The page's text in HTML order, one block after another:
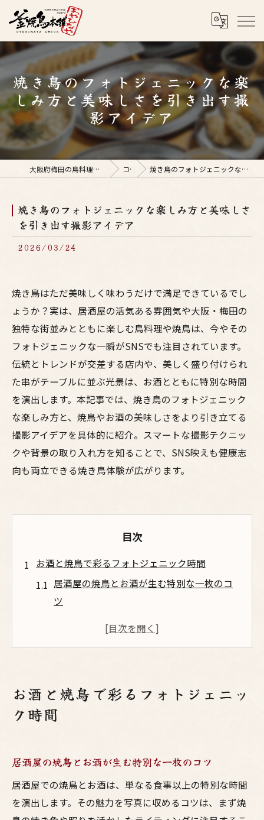
焼き鳥のフォトジェニックな楽
しみ方と美味しさを引き出す撮
影アイデア
大阪府梅田の鳥料理なら釜焼鳥本舗おやひなや 梅田店 コラム 焼き鳥のフォトジェニックな楽しみ方と美味しさを引き出す撮影アイデア
焼き鳥のフォトジェニックな楽しみ方と美味しさ
を引き出す撮影アイデア
2026/03/24
焼き鳥はただ美味しく味わうだけで満足できているでし
ょうか？実は、居酒屋の活気ある雰囲気や大阪・梅田の
独特な街並みとともに楽しむ鳥料理や焼鳥は、今やその
フォトジェニックな一瞬がSNSでも注目されています。
伝統とトレンドが交差する店内や、美しく盛り付けられ
た串がテーブルに並ぶ光景は、お酒とともに特別な時間
を演出します。本記事では、焼き鳥のフォトジェニック
な楽しみ方と、焼鳥やお酒の美味しさをより引き立てる
撮影アイデアを具体的に紹介。スマートな撮影テクニッ
クや背景の取り入れ方を知ることで、SNS映えも健康志
向も両立できる焼き鳥体験が広がります。
目次
お酒と焼鳥で彩るフォトジェニック時間
居酒屋の焼鳥とお酒が生む特別な一枚のコ
ツ
梅田で映える焼鳥写真を撮るためのポイン
焼き鳥の写真撮影に合うお酒選びの工夫と
は
大阪居酒屋の焼鳥でフォト映えを狙うコツ
お酒と焼鳥で彩るフォトジェニッ
ク時間
居酒屋の焼鳥とお酒が生む特別な一枚のコツ
居酒屋での焼鳥とお酒は、単なる食事以上の特別な時間
を演出します。その魅力を写真に収めるコツは、まず焼